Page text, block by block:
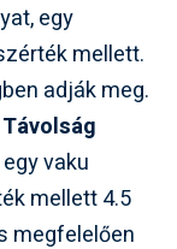
egy
mellett.
adják meg.
vaku
mellett 4.5
megfelelően